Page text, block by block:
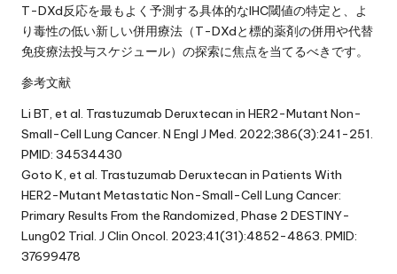
T-DXd反応を最もよく予測する具体的なIHC閾値の特定と、よ
り毒性の低い新しい併用療法（T-DXdと標的薬剤の併用や代替
免疫療法投与スケジュール）の探索に焦点を当てるべきです。
参考文献
Li BT, et al. Trastuzumab Deruxtecan in HER2-Mutant Non-
Small-Cell Lung Cancer. N Engl J Med. 2022;386(3):241-251.
PMID: 34534430
Goto K, et al. Trastuzumab Deruxtecan in Patients With
HER2-Mutant Metastatic Non-Small-Cell Lung Cancer:
Primary Results From the Randomized, Phase 2 DESTINY-
Lung02 Trial. J Clin Oncol. 2023;41(31):4852-4863. PMID:
37699478